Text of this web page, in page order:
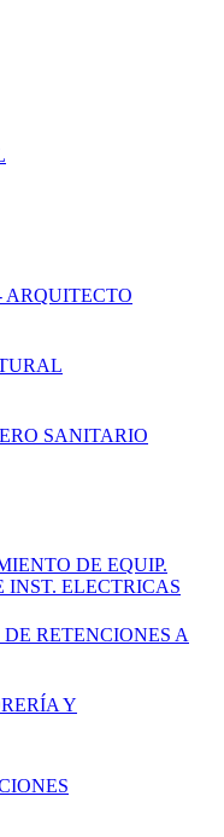
ARQUITECTO
SANITARIO
DE EQUIP.
INST. ELECTRICAS
RETENCIONES A
Y